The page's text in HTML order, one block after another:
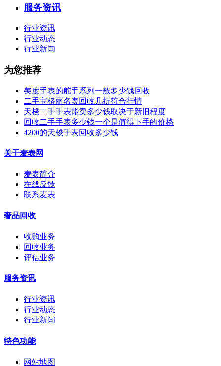
服务资讯
行业资讯
行业动态
行业新闻
为您推荐
美度手表的舵手系列一般多少钱回收
二手宝格丽名表回收几折符合行情
天梭二手手表能卖多少钱取决于新旧程度
回收二手手表多少钱一个是值得下手的价格
4200的天梭手表回收多少钱
关于麦表网
麦表简介
在线反馈
联系麦表
奢品回收
收购业务
回收业务
评估业务
服务资讯
行业资讯
行业动态
行业新闻
特色功能
网站地图